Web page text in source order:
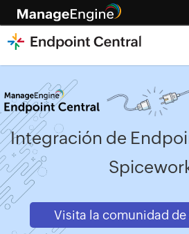
Integración de
Visita la comunidad